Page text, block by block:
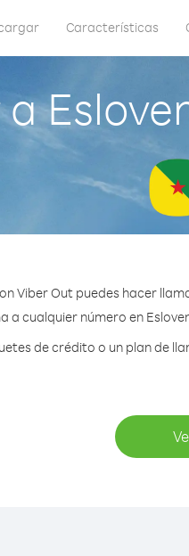
Características
Viber Out puedes hacer
a cualquier número en
de crédito o un plan de